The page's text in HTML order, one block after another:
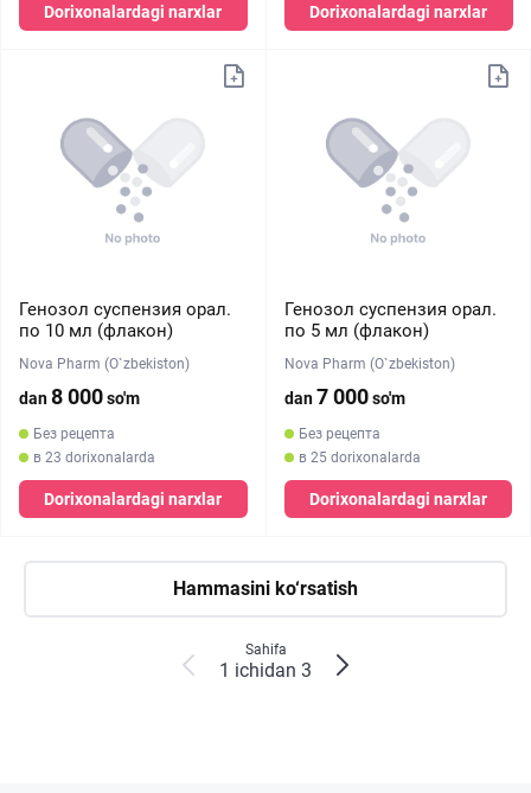
Dorixonalardagi narxlar Dorixonalardagi narxlar
Генозол суспензия орал.
по 10 мл (флакон)
Nova Pharm (O`zbekiston)
dan8 000so'm
Без рецепта
в 23 dorixonalarda
Dorixonalardagi narxlar
Генозол суспензия орал.
по 5 мл (флакон)
Nova Pharm (O`zbekiston)
dan7 000so'm
Без рецепта
в 25 dorixonalarda
Dorixonalardagi narxlar
Hammasini ko‘rsatish
Sahifa
1 ichidan 3